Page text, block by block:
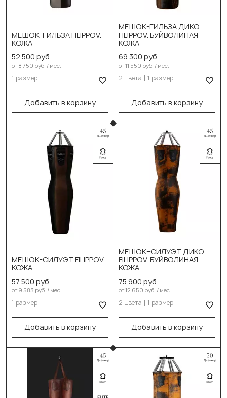
МЕШОК-ГИЛЬЗА FILIPPOV.
КОЖА
52 500 руб.
от 8 750 руб. / мес.
1 размер
Добавить в корзину
Выберите размер:
130см/50см/55-60кг
МЕШОК-ГИЛЬЗА ДИКО
FILIPPOV. БУЙВОЛИНАЯ
КОЖА
69 300 руб.
от 11 550 руб. / мес.
2 цвета 1 размер
Добавить в корзину
Выберите цвет:
DIKO черн. оранж
DIKO черн. серый
Выберите размер:
130см/50см/55-60кг
В корзину
МЕШОК-СИЛУЭТ FILIPPOV.
КОЖА
57 500 руб.
от 9 583 руб. / мес.
1 размер
Добавить в корзину
Выберите размер:
150см/50см/55-60кг
МЕШОК–СИЛУЭТ ДИКО
FILIPPOV. БУЙВОЛИНАЯ
КОЖА
75 900 руб.
от 12 650 руб. / мес.
2 цвета 1 размер
Добавить в корзину
Выберите цвет:
DIKO черн. оранж
DIKO черн. серый
Выберите размер:
150см/50см/55-60кг
В корзину